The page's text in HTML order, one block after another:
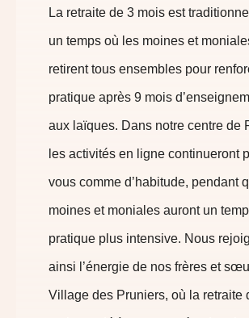
La retraite de 3 mois est
un temps où les moines et
retirent tous ensembles pour
pratique après 9 mois
aux laïques. Dans notre centre de
les activités en ligne continueront
vous comme d’habitude, pendant
moines et moniales auront un
pratique plus intensive. Nous
ainsi l’énergie de nos frères et
Village des Pruniers, où la retraite